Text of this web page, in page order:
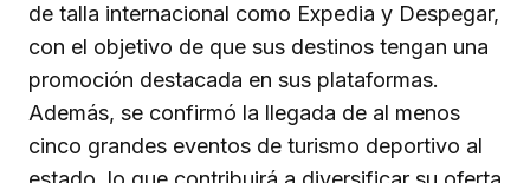
de talla internacional como Expedia y Despegar,
con el objetivo de que sus destinos tengan una
promoción destacada en sus plataformas.
Además, se confirmó la llegada de al menos
cinco grandes eventos de turismo deportivo al